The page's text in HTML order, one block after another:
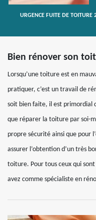
URGENCE FUITE DE TOITURE
Bien rénover son
Lorsqu’une toiture est en
pratiquer, c’est un travail de
soit bien faite, il est primordial
que réparer la toiture par soi-
propre sécurité ainsi que pour
assurer l’obtention d’un très
toiture. Pour tous ceux qui
avez comme spécialiste en